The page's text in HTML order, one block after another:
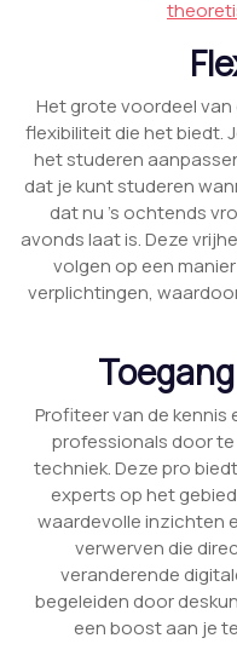
Het grote voordeel
flexibiliteit die het biedt.
het studeren
dat je kunt studeren
dat nu ’s ochtends
avonds laat is. Deze
volgen op een
verplichtingen,
Profiteer van de kennis
professionals door
techniek. Deze pro
experts op het
waardevolle inzichten
verwerven die
veranderende
begeleiden door
een boost aan je